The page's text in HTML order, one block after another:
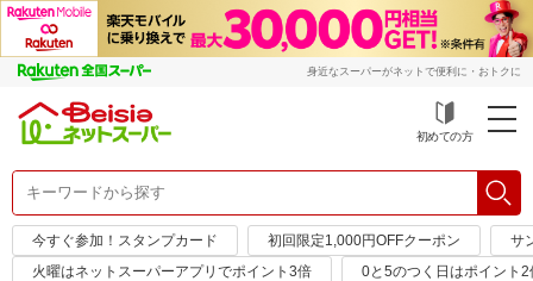
身近なスーパーがネットで便利に・おトクに
初めての方
今すぐ参加！スタンプカード 初回限定1,000円OFFクーポン
サ
火曜はネットスーパーアプリでポイント3倍
0と5のつく日はポイント2